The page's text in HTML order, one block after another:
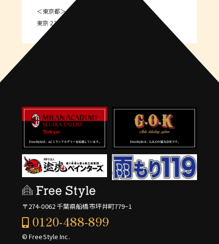
＜東京都＞
東京 23区
〒274-0062 千葉県船橋市坪井町779−1
0120-488-899
© FreeStyle Inc.